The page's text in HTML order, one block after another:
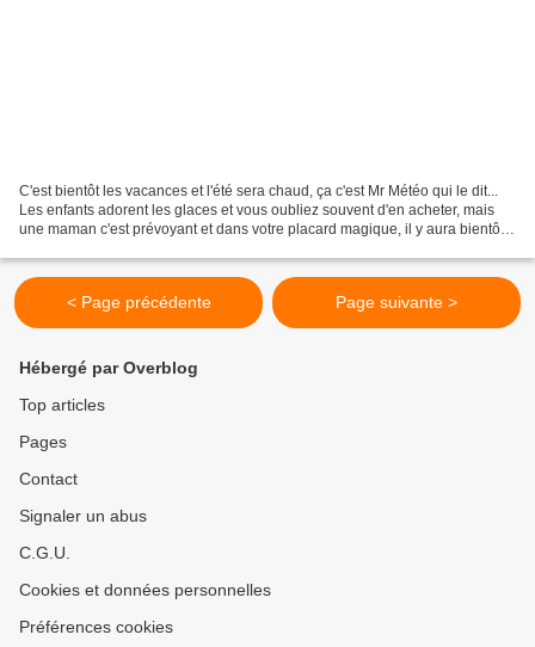
C'est bientôt les vacances et l'été sera chaud, ça c'est Mr Météo qui le dit...
Les enfants adorent les glaces et vous oubliez souvent d'en acheter, mais
une maman c'est prévoyant et dans votre placard magique, il y aura bientôt
< Page précédente Page suivante >
Hébergé par Overblog
Top articles
Pages
Contact
Signaler un abus
C.G.U.
Cookies et données personnelles
Préférences cookies